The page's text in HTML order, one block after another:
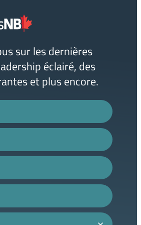
sur les dernières
éclairé, des
et plus encore.